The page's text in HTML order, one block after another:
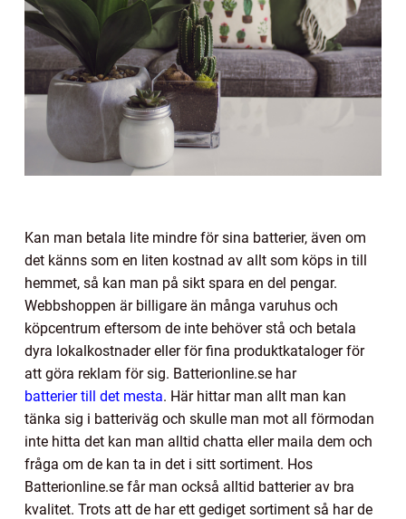
Kan man betala lite mindre för sina batterier, även om
det känns som en liten kostnad av allt som köps in till
hemmet, så kan man på sikt spara en del pengar.
Webbshoppen är billigare än många varuhus och
köpcentrum eftersom de inte behöver stå och betala
dyra lokalkostnader eller för fina produktkataloger för
att göra reklam för sig. Batterionline.se har
batterier till det mesta. Här hittar man allt man kan
tänka sig i batteriväg och skulle man mot all förmodan
inte hitta det kan man alltid chatta eller maila dem och
fråga om de kan ta in det i sitt sortiment. Hos
Batterionline.se får man också alltid batterier av bra
kvalitet. Trots att de har ett gediget sortiment så har de